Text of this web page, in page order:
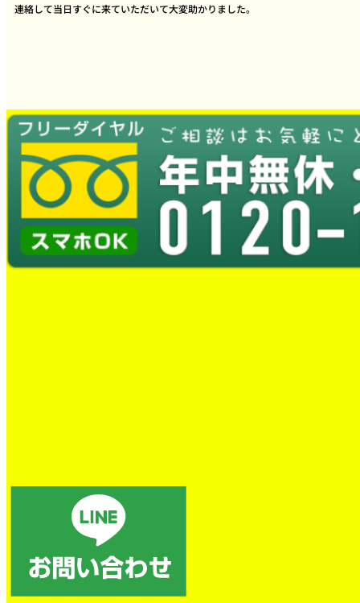
連絡して当日すぐに来ていただいて大変助かりました。
トイレの詰まり除去